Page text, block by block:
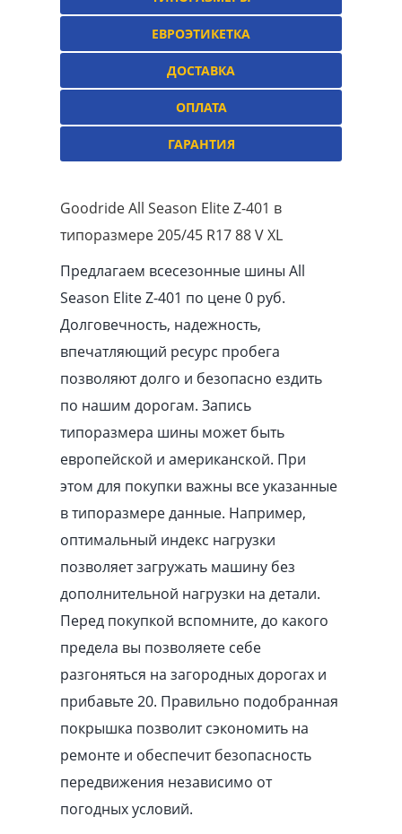
ЕВРОЭТИКЕТКА
ДОСТАВКА
ОПЛАТА
ГАРАНТИЯ
Goodride All Season Elite Z-401 в
типоразмере 205/45 R17 88 V XL
Предлагаем всесезонные шины All
Season Elite Z-401 по цене 0 руб.
Долговечность, надежность,
впечатляющий ресурс пробега
позволяют долго и безопасно ездить
по нашим дорогам. Запись
типоразмера шины может быть
европейской и американской. При
этом для покупки важны все указанные
в типоразмере данные. Например,
оптимальный индекс нагрузки
позволяет загружать машину без
дополнительной нагрузки на детали.
Перед покупкой вспомните, до какого
предела вы позволяете себе
разгоняться на загородных дорогах и
прибавьте 20. Правильно подобранная
покрышка позволит сэкономить на
ремонте и обеспечит безопасность
передвижения независимо от
погодных условий.